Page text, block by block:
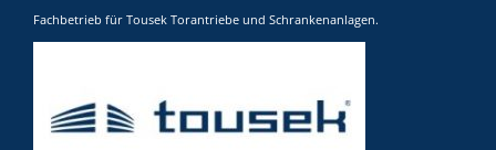
Fachbetrieb für Tousek Torantriebe und Schrankenanlagen.